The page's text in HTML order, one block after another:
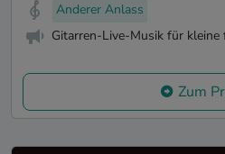
Anderer Anlass
Gitarren-Live-Musik für kleine
Zum